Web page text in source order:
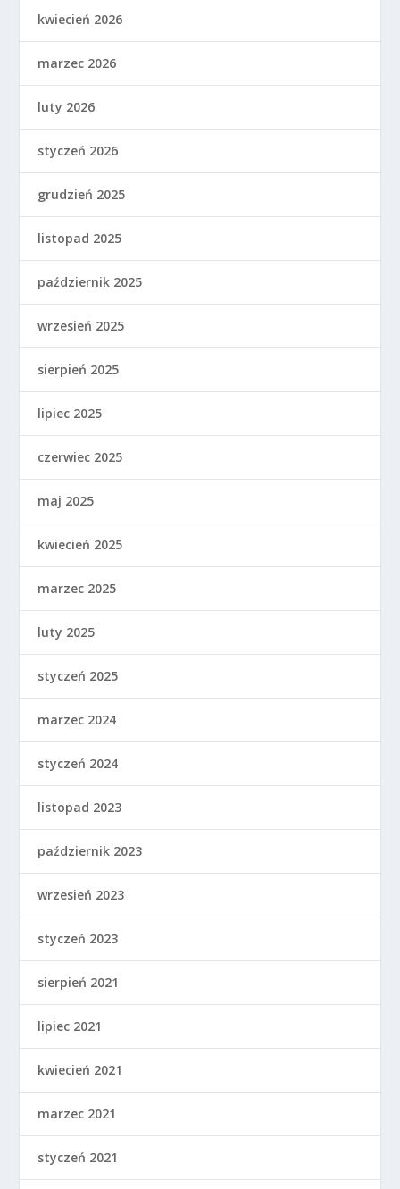
kwiecień 2026
marzec 2026
luty 2026
styczeń 2026
grudzień 2025
listopad 2025
październik 2025
wrzesień 2025
sierpień 2025
lipiec 2025
czerwiec 2025
maj 2025
kwiecień 2025
marzec 2025
luty 2025
styczeń 2025
marzec 2024
styczeń 2024
listopad 2023
październik 2023
wrzesień 2023
styczeń 2023
sierpień 2021
lipiec 2021
kwiecień 2021
marzec 2021
styczeń 2021